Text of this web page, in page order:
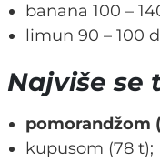
banana 100 –
limun 90 – 100
Najviše se
pomorandžom
kupusom (78 t);